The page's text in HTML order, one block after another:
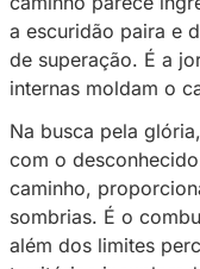
interior que nos
podemos
A recompensa
final, à glória
intrinsecamente
travadas, às
conquistados.